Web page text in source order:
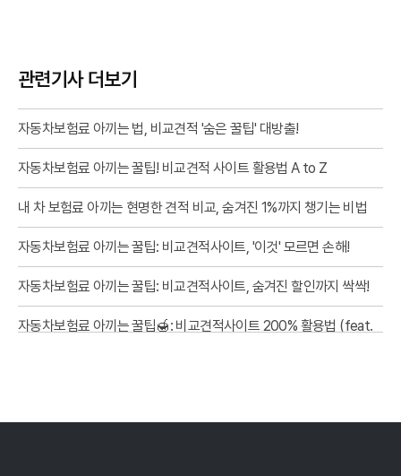
관련기사 더보기
자동차보험료 아끼는 법, 비교견적 '숨은 꿀팁' 대방출!
자동차보험료 아끼는 꿀팁! 비교견적 사이트 활용법 A to Z
내 차 보험료 아끼는 현명한 견적 비교, 숨겨진 1%까지 챙기는 비법
자동차보험료 아끼는 꿀팁: 비교견적사이트, '이것' 모르면 손해!
자동차보험료 아끼는 꿀팁: 비교견적사이트, 숨겨진 할인까지 싹싹!
자동차보험료 아끼는 꿀팁🍯: 비교견적사이트 200% 활용법 (feat.